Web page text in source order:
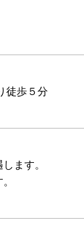
徒歩５分
ます。